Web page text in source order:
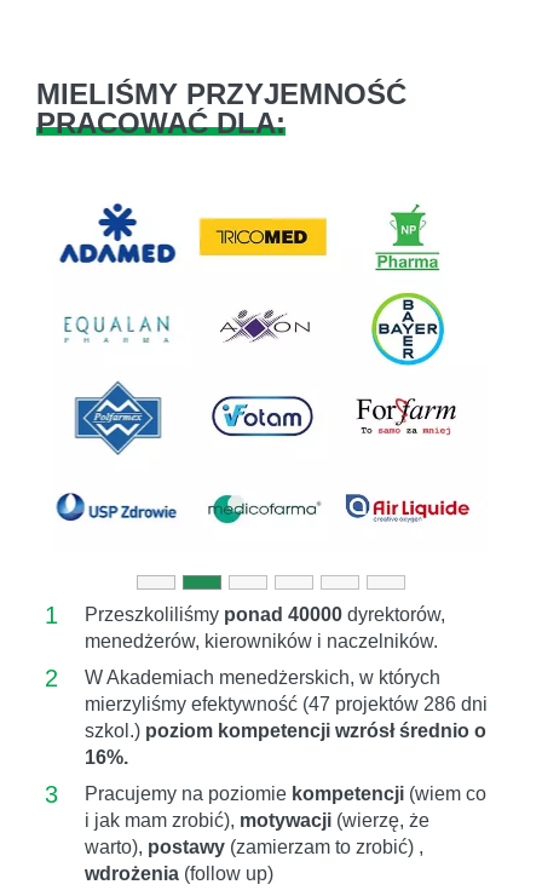
MIELIŚMY PRZYJEMNOŚĆ
PRACOWAĆ DLA:
Previous
1 Przeszkoliliśmy ponad 40000 dyrektorów,
menedżerów, kierowników i naczelników.
2
W Akademiach menedżerskich, w których
mierzyliśmy efektywność (47 projektów 286 dni
szkol.) poziom kompetencji wzrósł średnio o
16%.
3 Pracujemy na poziomie kompetencji (wiem co
i jak mam zrobić), motywacji (wierzę, że
warto), postawy (zamierzam to zrobić) ,
wdrożenia (follow up)